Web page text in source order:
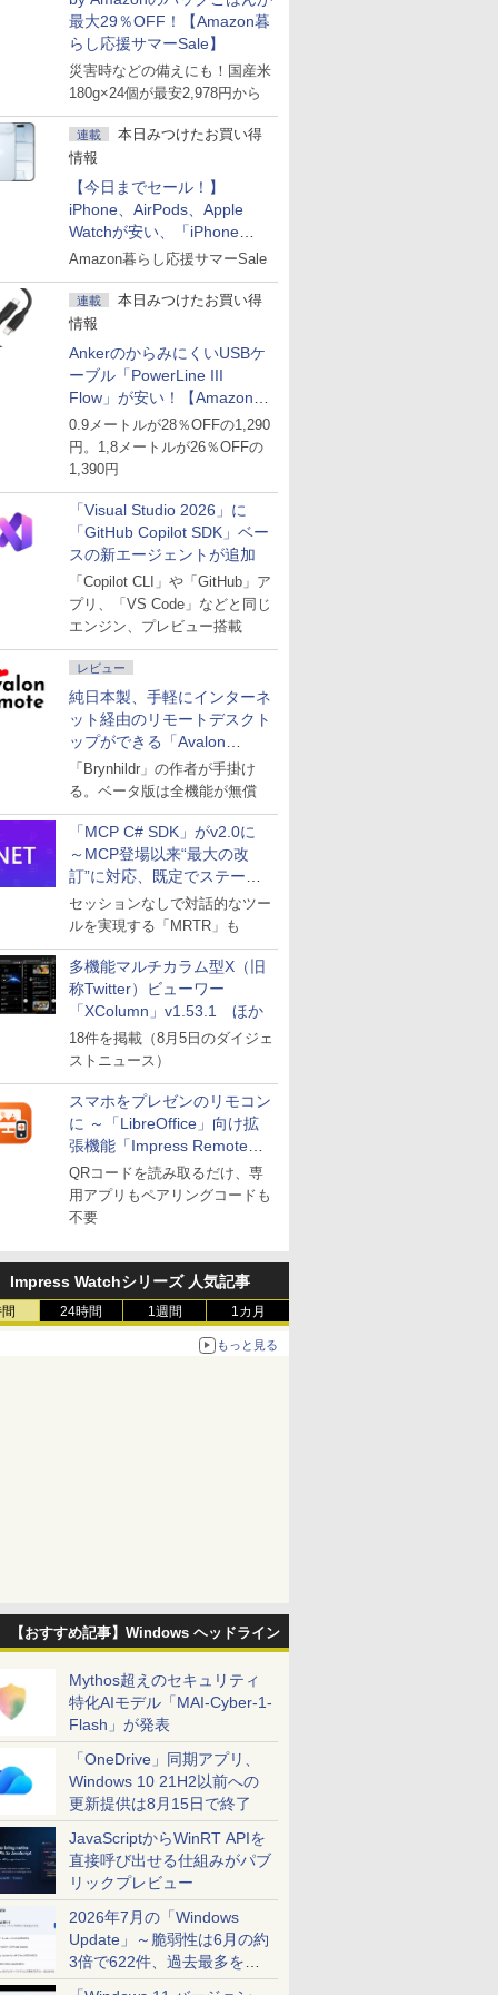
最大29％OFF！【Amazon暮
らし応援サマーSale】
災害時などの備えにも！国産米
180g×24個が最安2,978円から
連載
本日みつけたお買い得
情報
【今日までセール！】
iPhone、AirPods、Apple
Watchが安い、「iPhone
Air」256GB版が139,800円な
Amazon暮らし応援サマーSale
連載
本日みつけたお買い得
情報
AnkerのからみにくいUSBケ
ーブル「PowerLine III
Flow」が安い！【Amazon暮
らし応援サマーSale】
0.9メートルが28％OFFの1,290
円。1,8メートルが26％OFFの
1,390円
「Visual Studio 2026」に
「GitHub Copilot SDK」ベー
スの新エージェントが追加
「Copilot CLI」や「GitHub」ア
プリ、「VS Code」などと同じ
エンジン、プレビュー搭載
レビュー
純日本製、手軽にインターネ
ット経由のリモートデスクト
ップができる「Avalon
remote」
「Brynhildr」の作者が手掛け
る。ベータ版は全機能が無償
「MCP C# SDK」がv2.0に
～MCP登場以来“最大の改
訂”に対応、既定でステート
レスへ
セッションなしで対話的なツー
ルを実現する「MRTR」も
多機能マルチカラム型X（旧
称Twitter）ビューワー
「XColumn」v1.53.1 ほか
18件を掲載（8月5日のダイジェ
ストニュース）
スマホをプレゼンのリモコン
に ～「LibreOffice」向け拡
張機能「Impress Remote」
が公開
QRコードを読み取るだけ、専
用アプリもペアリングコードも
不要
Impress Watchシリーズ 人気記事
24時間 1週間 1カ月
もっと見る
【おすすめ記事】Windows ヘッドライン
Mythos超えのセキュリティ
特化AIモデル「MAI-Cyber-1-
Flash」が発表
「OneDrive」同期アプリ、
Windows 10 21H2以前への
更新提供は8月15日で終了
JavaScriptからWinRT APIを
直接呼び出せる仕組みがパブ
リックプレビュー
2026年7月の「Windows
Update」～脆弱性は6月の約
3倍で622件、過去最多を大
幅に更新